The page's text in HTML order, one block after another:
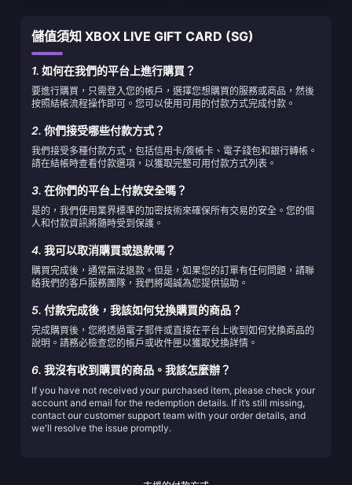
儲值須知 XBOX LIVE GIFT CARD (SG)
1. 如何在我們的平台上進行購買？
要進行購買，只需登入您的帳戶，選擇您想購買的服務或商品，然後
按照結帳流程操作即可。您可以使用可用的付款方式完成付款。
2. 你們接受哪些付款方式？
我們接受多種付款方式，包括信用卡/簽帳卡、電子錢包和銀行轉帳。
請在結帳時查看付款選項，以獲取完整可用付款方式列表。
3. 在你們的平台上付款安全嗎？
是的，我們使用業界標準的加密技術來確保所有交易的安全。您的個
人和付款資訊將隨時受到保護。
4. 我可以取消購買或退款嗎？
購買完成後，通常無法退款。但是，如果您的訂單有任何問題，請聯
絡我們的客戶服務團隊，我們將竭誠為您提供協助。
5. 付款完成後，我該如何兌換購買的商品？
完成購買後，您將透過電子郵件或直接在平台上收到如何兌換商品的
說明。請務必檢查您的帳戶或收件匣以獲取兌換詳情。
6. 我沒有收到購買的商品。我該怎麼辦？
If you have not received your purchased item, please check your
account and email for the redemption details. If it’s still missing,
contact our customer support team with your order details, and
we'll resolve the issue promptly.